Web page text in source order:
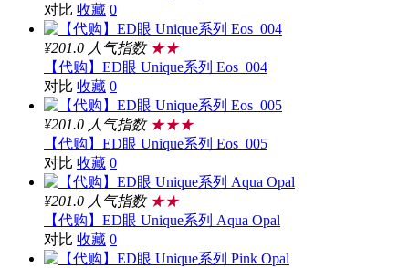
对比 收藏 0
¥201.0 人气指数 ★★
【代购】ED眼 Unique系列 Eos_004
对比 收藏 0
¥201.0 人气指数 ★★★
【代购】ED眼 Unique系列 Eos_005
对比 收藏 0
¥201.0 人气指数 ★★
【代购】ED眼 Unique系列 Aqua Opal
对比 收藏 0